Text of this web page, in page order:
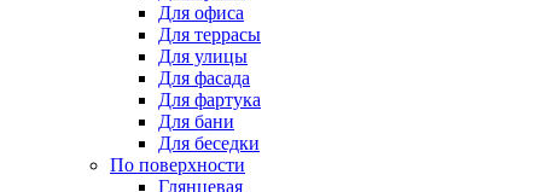
Для офиса
Для террасы
Для улицы
Для фасада
Для фартука
Для бани
Для беседки
По поверхности
Глянцевая